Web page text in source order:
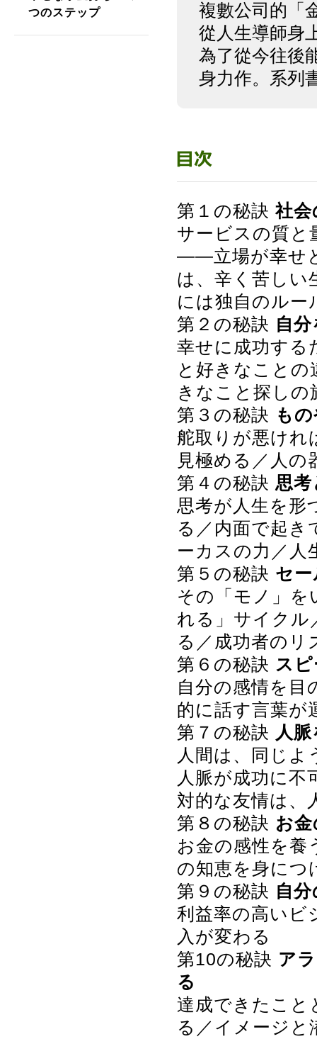
複數公司的「
從人生導師身
為了從今往後
身力作。系列
第１の秘訣 社会
サービスの質と
――立場が幸せ
は、辛く苦しい
には独自のルー
第２の秘訣 自
幸せに成功する
と好きなこと
きなこと探し
第３の秘訣 も
舵取りが悪けれ
見極める／人の
第４の秘訣 思
思考が人生を形
る／内面で起き
ーカスの力／人
第５の秘訣 セ
その「モノ」を
れる」サイクル
る／成功者のリ
第６の秘訣 ス
自分の感情を目
的に話す言葉が
第７の秘訣 人
人間は、同じ
人脈が成功に不
対的な友情は、
第８の秘訣 お
お金の感性を養
の知恵を身につ
第９の秘訣 自
利益率の高いビ
入が変わる
第10の秘訣 ア
る
達成できたこと
る／イメージと
つのステップ